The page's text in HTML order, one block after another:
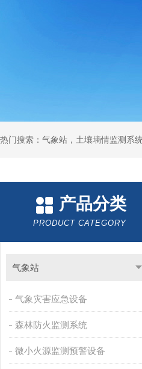
热门搜索：气象站，土壤墒情监测系
产品分类
PRODUCT CATEGORY
气象站
气象灾害应急设备
森林防火监测系统
微小火源监测预警设备